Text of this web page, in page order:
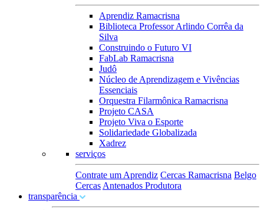
Aprendiz Ramacrisna
Biblioteca Professor Arlindo Corrêa da
Silva
Construindo o Futuro VI
FabLab Ramacrisna
Judô
Núcleo de Aprendizagem e Vivências
Essenciais
Orquestra Filarmônica Ramacrisna
Projeto CASA
Projeto Viva o Esporte
Solidariedade Globalizada
Xadrez
serviços
Contrate um Aprendiz Cercas Ramacrisna Belgo
Cercas Antenados Produtora
transparência